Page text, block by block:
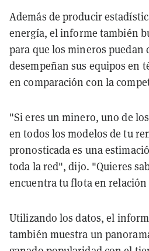
Además de producir
energía, el informe también
para que los mineros puedan
desempeñan sus equipos en
en comparación con la
"Si eres un minero, uno de
en todos los modelos de tu
pronosticada es una
toda la red", dijo. "Quieres
encuentra tu flota en
Utilizando los datos, el
también muestra un